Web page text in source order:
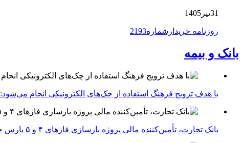
31تیر1405
روزنامه خریدارشماره2193
بانک و بیمه
با هدف ترویج فرهنگ استفاده از چک‌های الکترونیکی انجام می‌شود:
بانک تجارت، تأمین‌کننده مالی پروژه بازسازی فازهای ۴ و ۵ پارس جنوبی